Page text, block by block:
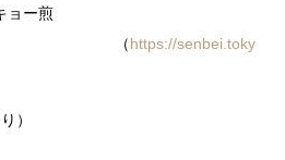
ョー煎
（https://senbei.toky
）